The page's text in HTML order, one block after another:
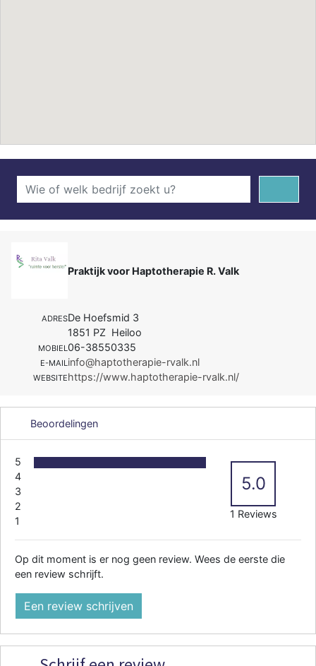
Praktijk voor Haptotherapie R. Valk
ADRESDe Hoefsmid 3
1851 PZ Heiloo
MOBIEL06-38550335
E-MAILinfo@haptotherapie-rvalk.nl
WEBSITEhttps://www.haptotherapie-rvalk.nl/
Beoordelingen
5
4
3
2
1
5.0
1 Reviews
Op dit moment is er nog geen review. Wees de eerste die
een review schrijft.
Een review schrijven